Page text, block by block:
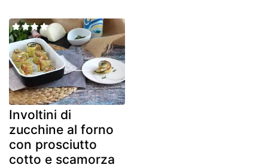
Involtini di
zucchine al forno
con prosciutto
cotto e scamorza